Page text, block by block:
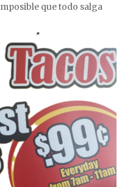
que todo salga